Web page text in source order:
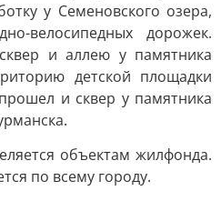
у Семеновского озера,
велосипедных дорожек.
и аллею у памятника
детской площадки
и сквер у памятника
объектам жилфонда.
по всему городу.